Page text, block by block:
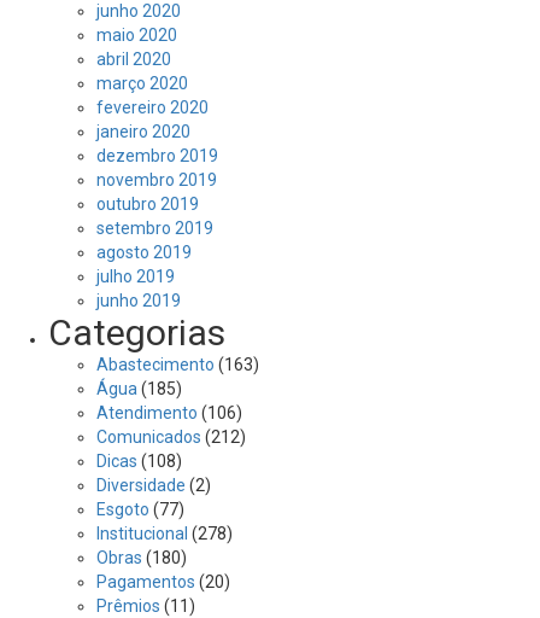
junho 2020
maio 2020
abril 2020
março 2020
fevereiro 2020
janeiro 2020
dezembro 2019
novembro 2019
outubro 2019
setembro 2019
agosto 2019
julho 2019
junho 2019
Categorias
Abastecimento (163)
Água (185)
Atendimento (106)
Comunicados (212)
Dicas (108)
Diversidade (2)
Esgoto (77)
Institucional (278)
Obras (180)
Pagamentos (20)
Prêmios (11)